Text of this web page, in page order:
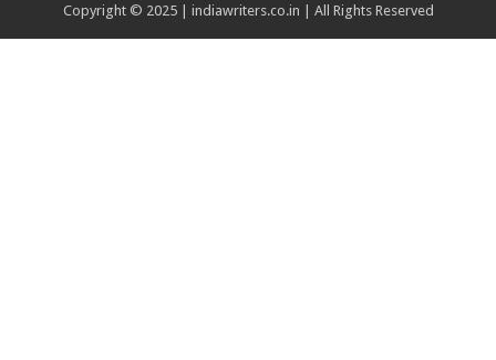
Copyright © 2025 | indiawriters.co.in | All Rights Reserved